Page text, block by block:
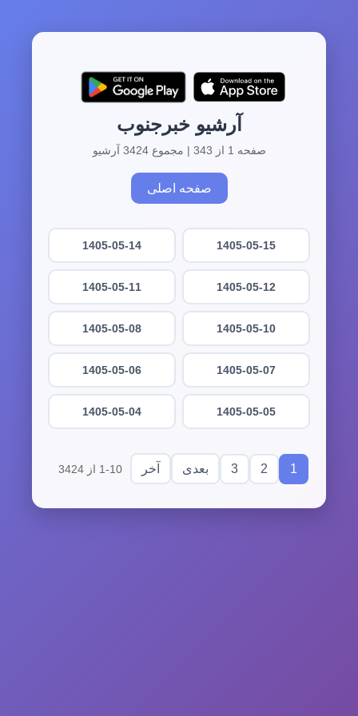
آرشیو خبرجنوب
صفحه 1 از 343 | مجموع 3424 آرشیو
صفحه اصلی
1405-05-15
1405-05-14
1405-05-12
1405-05-11
1405-05-10
1405-05-08
1405-05-07
1405-05-06
1405-05-05
1405-05-04
1
2
3 بعدی آخر 1-10 از 3424